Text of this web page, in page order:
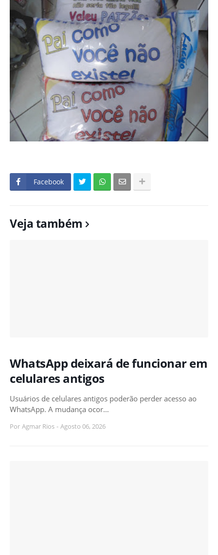
Facebook
Veja também
WhatsApp deixará de funcionar em
celulares antigos
Usuários de celulares antigos poderão perder acesso ao
WhatsApp. A mudança ocor…
Por Agmar Rios - Agosto 06, 2026